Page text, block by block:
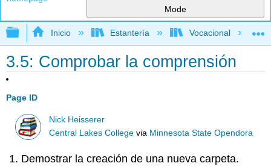
Mode
Expandir/contraer jerarquía global
Inicio Estantería Vocacional
3.5: Comprobar la comprensión
Page ID
Nick Heisserer
Central Lakes College via Minnesota State Opendora
Demostrar la creación de una nueva carpeta.